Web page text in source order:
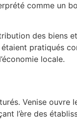
comme un
des biens
pratiqués
locale.
Venise ouvre
l’ère des